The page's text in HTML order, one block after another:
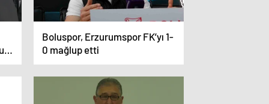
Boluspor, Erzurumspor FK’yı 1-
0 mağlup etti